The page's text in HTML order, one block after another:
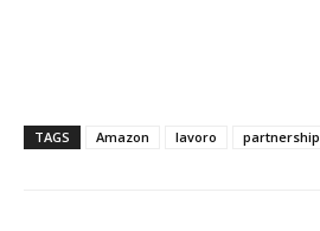
TAGS Amazon lavoro partnership